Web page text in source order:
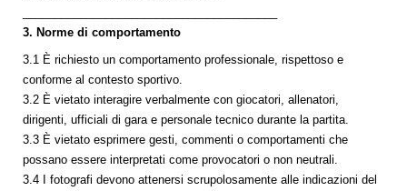
3. Norme di comportamento
3.1 È richiesto un comportamento professionale, rispettoso e
conforme al contesto sportivo.
3.2 È vietato interagire verbalmente con giocatori, allenatori,
dirigenti, ufficiali di gara e personale tecnico durante la partita.
3.3 È vietato esprimere gesti, commenti o comportamenti che
possano essere interpretati come provocatori o non neutrali.
3.4 I fotografi devono attenersi scrupolosamente alle indicazioni del